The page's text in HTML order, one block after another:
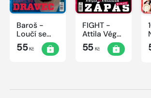
Baroš -
Loučí se
dravec
55Kč
FIGHT -
Attila Végh
vs. Karlos
Vémola
55Kč